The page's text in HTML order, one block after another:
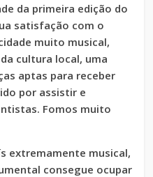
da primeira edição do
satisfação com o
muito musical,
cultura local, uma
aptas para receber
por assistir e
Fomos muito
extremamente musical,
consegue ocupar